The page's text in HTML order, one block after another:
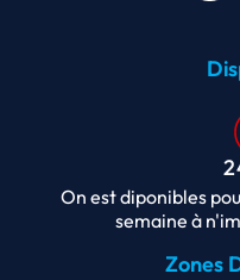
On est diponibles
semaine à
Zones